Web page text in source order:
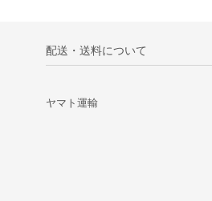
配送・送料について
ヤマト運輸